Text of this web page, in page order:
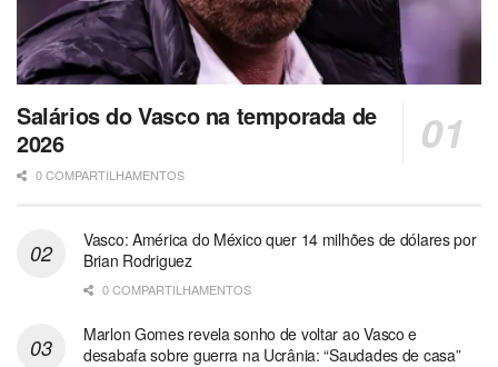
Salários do Vasco na temporada de
2026
0 COMPARTILHAMENTOS
Vasco: América do México quer 14 milhões de dólares por
Brian Rodriguez
0 COMPARTILHAMENTOS
Marlon Gomes revela sonho de voltar ao Vasco e
desabafa sobre guerra na Ucrânia: “Saudades de casa”